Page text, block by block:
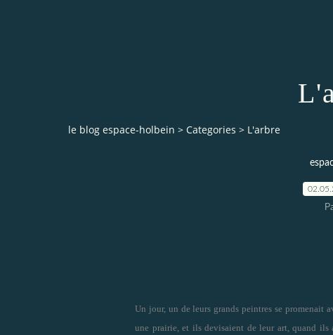
le blog espace-holbein > Categories > L'arbre
Un jour, un de leurs grands peintres se promenait
une prairie, et ils devisaient de leur art, quand ils